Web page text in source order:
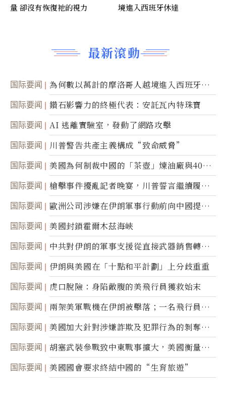
最新滾動
国际要闻
為何數以萬計的摩洛哥人越境進入西班牙休
達
国际要闻 鑽石影響力的終極代表：安託瓦內特珠寶
国际要闻 AI 逃離實驗室，發動了網路攻擊
国际要闻 川普警告共產主義構成“致命威脅”
国际要闻
美國為何制裁中國的「茶壺」煉油廠與40家
航運公司
国际要闻
槍擊事件擾亂記者晚宴，川普誓言繼續履行
職責
国际要闻
歐洲公司涉嫌在伊朗軍事行動前向中國提供
美軍基地的衛星影像
国际要闻 美國封鎖霍爾木茲海峽
国际要闻
中共對伊朗的軍事支援從直接武器銷售轉向
間接技術轉讓
国际要闻 伊朗與美國在「十點和平計劃」上分歧重重
国际要闻 虎口脫險：身陷敵腹的美飛行員獲救始末
国际要闻
兩架美軍戰機在伊朗被擊落；一名飛行員失
蹤
国际要闻
美國加大針對涉嫌詐欺及犯罪行為的剝奪公
民權力度
国际要闻
胡塞武裝參戰致中東戰事擴大，美國衡量地
面入侵的可能性
国际要闻 美國國會要求終結中國的“生育旅遊”
量 卻沒有恢復祂的視力
境進入西班牙休達